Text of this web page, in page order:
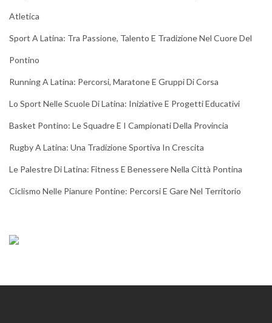
Atletica
Sport A Latina: Tra Passione, Talento E Tradizione Nel Cuore Del
Pontino
Running A Latina: Percorsi, Maratone E Gruppi Di Corsa
Lo Sport Nelle Scuole Di Latina: Iniziative E Progetti Educativi
Basket Pontino: Le Squadre E I Campionati Della Provincia
Rugby A Latina: Una Tradizione Sportiva In Crescita
Le Palestre Di Latina: Fitness E Benessere Nella Città Pontina
Ciclismo Nelle Pianure Pontine: Percorsi E Gare Nel Territorio